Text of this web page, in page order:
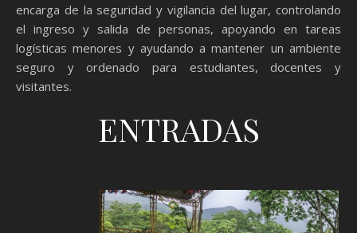
encarga de la seguridad y vigilancia del lugar, controlando
el ingreso y salida de personas, apoyando en tareas
logísticas menores y ayudando a mantener un ambiente
seguro y ordenado para estudiantes, docentes y
visitantes.
ENTRADAS